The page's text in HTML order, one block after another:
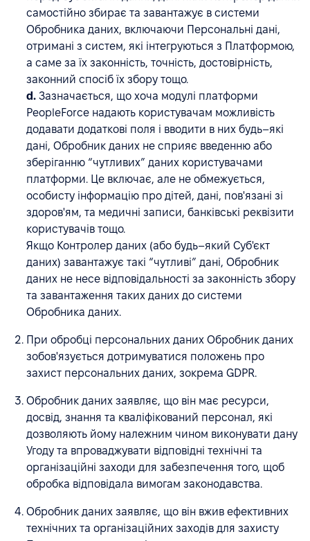
самостійно збирає та завантажує в системи
Обробника даних, включаючи Персональні дані,
отримані з систем, які інтегруються з Платформою,
а саме за їх законність, точність, достовірність,
законний спосіб їх збору тощо.
d. Зазначається, що хоча модулі платформи
PeopleForce надають користувачам можливість
додавати додаткові поля і вводити в них будь–які
дані, Обробник даних не сприяє введенню або
зберіганню “чутливих” даних користувачами
платформи. Це включає, але не обмежується,
особисту інформацію про дітей, дані, пов'язані зі
здоров'ям, та медичні записи, банківські реквізити
користувачів тощо.
Якщо Контролер даних (або будь–який Суб'єкт
даних) завантажує такі “чутливі” дані, Обробник
даних не несе відповідальності за законність збору
та завантаження таких даних до системи
Обробника даних.
При обробці персональних даних Обробник даних
зобов'язується дотримуватися положень про
захист персональних даних, зокрема GDPR.
Обробник даних заявляє, що він має ресурси,
досвід, знання та кваліфікований персонал, які
дозволяють йому належним чином виконувати дану
Угоду та впроваджувати відповідні технічні та
організаційні заходи для забезпечення того, щоб
обробка відповідала вимогам законодавства.
Обробник даних заявляє, що він вжив ефективних
технічних та організаційних заходів для захисту